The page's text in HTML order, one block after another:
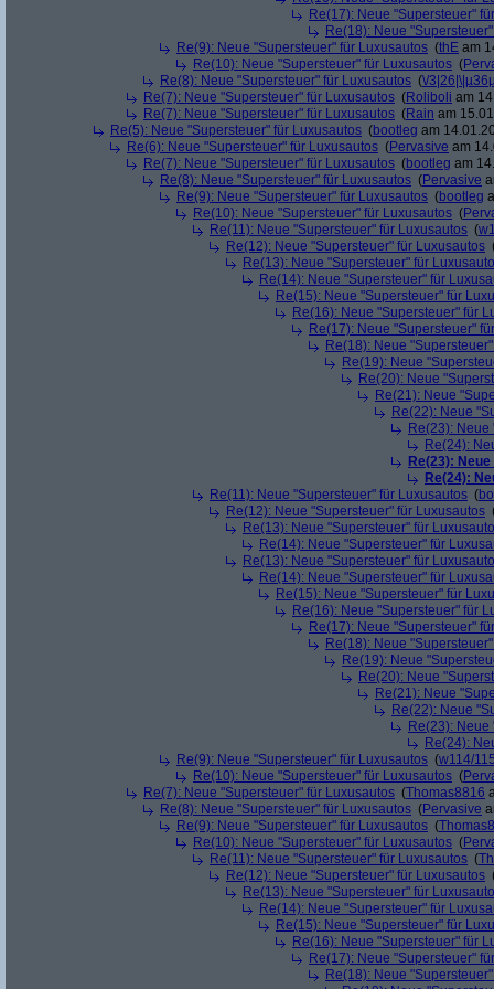
Re(17): Neue "Supersteuer"
Re(18): Neue
Re(9): Neue "Supersteuer" für Luxusautos (thE am
Re(10): Neue "Supersteuer" für Luxusautos (
Re(8): Neue "Supersteuer" für Luxusautos (\/
Re(7): Neue "Supersteuer" für Luxusautos (Roliboli am
Re(7): Neue "Supersteuer" für Luxusautos (Rain am
Re(5): Neue "Supersteuer" für Luxusautos (bootleg am
Re(6): Neue "Supersteuer" für Luxusautos (Pervasive am
Re(7): Neue "Supersteuer" für Luxusautos (bootleg am
Re(8): Neue "Supersteuer" für Luxusautos (Pervasive
Re(9): Neue "Supersteuer" für Luxusautos (bootleg
Re(10): Neue "Supersteuer" für Luxusautos (
Re(11): Neue "Supersteuer" für Luxusautos (
Re(12): Neue "Supersteuer" für Luxusautos
Re(13): Neue "Supersteuer" für
Re(14): Neue "Supersteuer" für
Re(15): Neue "Supersteuer" für
Re(16): Neue "Supersteuer" für
Re(17): Neue "Supersteuer"
Re(18): Neue
Re(19): Neue
Re(20): Neue
Re(21): Neue
Re(22): Neue
Re(23):
Re(24):
Re(23):
Re(24):
Re(11): Neue "Supersteuer" für Luxusautos (
Re(12): Neue "Supersteuer" für Luxusautos
Re(13): Neue "Supersteuer" für
Re(14): Neue "Supersteuer" für
Re(13): Neue "Supersteuer" für
Re(14): Neue "Supersteuer" für
Re(15): Neue "Supersteuer" für
Re(16): Neue "Supersteuer" für
Re(17): Neue "Supersteuer"
Re(18): Neue
Re(19): Neue
Re(20): Neue
Re(21): Neue
Re(22): Neue
Re(23):
Re(24):
Re(9): Neue "Supersteuer" für Luxusautos (w114/
Re(10): Neue "Supersteuer" für Luxusautos (
Re(7): Neue "Supersteuer" für Luxusautos (Thomas8816
Re(8): Neue "Supersteuer" für Luxusautos (Pervasive
Re(9): Neue "Supersteuer" für Luxusautos (
Re(10): Neue "Supersteuer" für Luxusautos (
Re(11): Neue "Supersteuer" für Luxusautos (
Re(12): Neue "Supersteuer" für Luxusautos
Re(13): Neue "Supersteuer" für
Re(14): Neue "Supersteuer" für
Re(15): Neue "Supersteuer" für
Re(16): Neue "Supersteuer" für
Re(17): Neue "Supersteuer"
Re(18): Neue